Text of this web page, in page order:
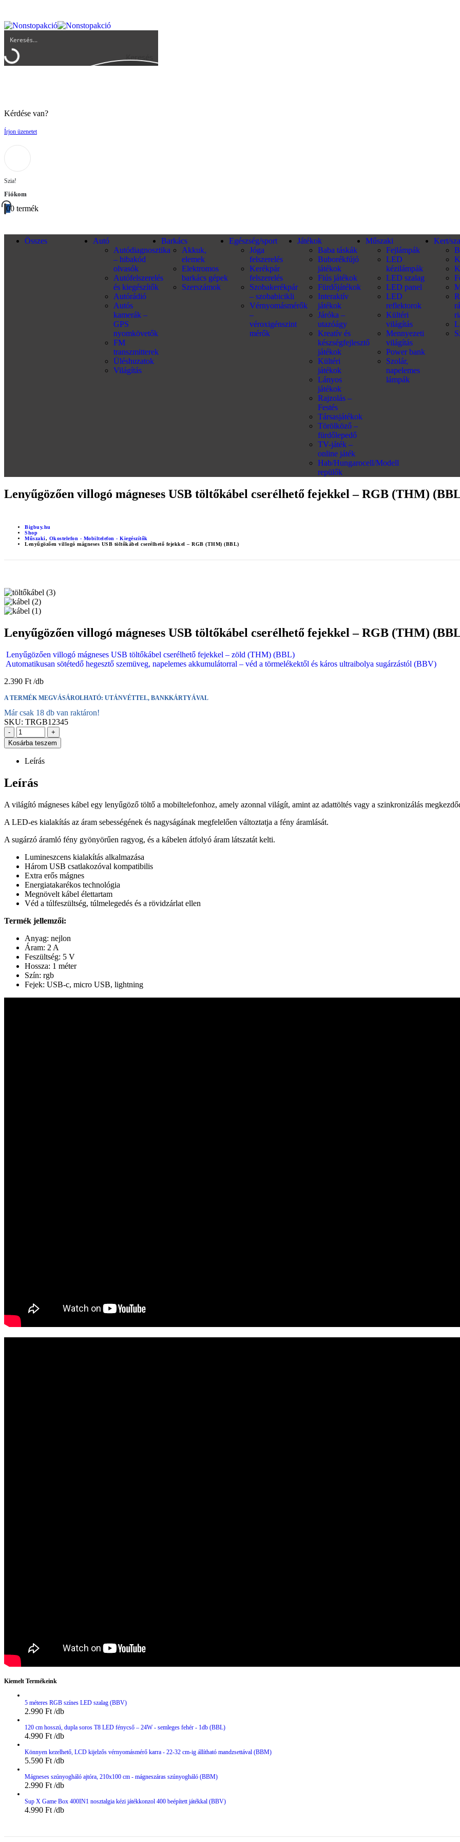
Keresés
Kérdése van?
Írjon üzenetet
Szia!
Fiókom
00 termék
Összes
Autó
Autódiagnosztika
– hibakód
olvasók
Autófelszerelés
és kiegészítők
Autórádió
Autós
kamerák –
GPS
nyomkövetők
FM
transzmitterek
Üléshuzatok
Világítás
Barkács
Akkuk,
elemek
Elektromos
barkács gépek
Szerszámok
Egészség/sport
Jóga
felszerelés
Kerékpár
felszerelés
Szobakerékpár
– szobabicikli
Vérnyomásmérők
–
véroxigénszint
mérők
Játékok
Baba táskák
Buborékfújó
játékok
Fiús játékok
Fürdőjátékok
Interaktív
játékok
Járóka –
utazóágy
Kreatív és
készségfejlesztő
játékok
Kültéri
játékok
Lányos
játékok
Rajzolás –
Festés
Társasjátékok
Törölköző –
fürdőlepedő
TV-játék –
online játék
Hab/Hungarocell/Modell
repülők
Műszaki
Fejlámpák
LED
kézilámpák
LED szalag
LED panel
LED
reflektorok
Kültéri
világítás
Mennyezeti
világítás
Power bank
Szolár,
napelemes
lámpák
Kert/
Lenyűgözően villogó mágneses USB töltőkábel cserélhető fejekkel – RGB (THM)
Bigbuy.hu
Shop
Műszaki, Okostelefon - Mobiltelefon - Kiegészítők
Lenyűgözően villogó mágneses USB töltőkábel cserélhető fejekkel – RGB (THM) (BBL)
Lenyűgözően villogó mágneses USB töltőkábel cserélhető fejekkel – RGB (THM)
Lenyűgözően villogó mágneses USB töltőkábel cserélhető fejekkel – zöld (THM) (BBL)
Automatikusan sötétedő hegesztő szemüveg, napelemes akkumulátorral – véd a törmelékektől és káros ultraibolya sugárzástól (BBV)
2.390 Ft
A TERMÉK MEGVÁSÁROLHATÓ: UTÁNVÉTTEL, BANKKÁRTYÁVAL
Már csak 18 db van raktáron!
SKU: TRGB12345
-
+
Kosárba teszem
Leírás
Leírás
A világító mágneses kábel egy lenyűgöző töltő a mobiltelefonhoz, amely azonnal világít, amint az adattöltés vagy a szinkronizálás
A LED-es kialakítás az áram sebességének és nagyságának megfelelően változtatja a fény áramlását.
A sugárzó áramló fény gyönyörűen ragyog, és a kábelen átfolyó áram látszatát kelti.
Lumineszcens kialakítás alkalmazása
Három USB csatlakozóval kompatibilis
Extra erős mágnes
Energiatakarékos technológia
Megnövelt kábel élettartam
Véd a túlfeszültség, túlmelegedés és a rövidzárlat ellen
Termék jellemzői:
Anyag: nejlon
Áram: 2 A
Feszültség: 5 V
Hossza: 1 méter
Szín: rgb
Fejek: USB-c, micro USB, lightning
Kiemelt Termékeink
5 méteres RGB színes LED szalag (BBV)
2.990 Ft
120 cm hosszú, dupla soros T8 LED fénycső – 24W - semleges fehér - 1db (BBL)
4.990 Ft
Könnyen kezelhető, LCD kijelzős vérnyomásmérő karra - 22-32 cm-ig állítható mandzsettával (BBM)
5.590 Ft
Mágneses szúnyogháló ajtóra, 210x100 cm - mágneszáras szúnyogháló (BBM)
2.990 Ft
Sup X Game Box 400IN1 nosztalgia kézi játékkonzol 400 beépített játékkal (BBV)
4.990 Ft